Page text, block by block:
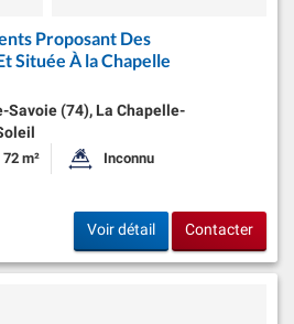
Proposant Des
Située À la Chapelle
Savoie (74), La Chapelle-
Surface habitable:
72 m² Superficie du terrain:
Inconnu
Voir détail Contacter